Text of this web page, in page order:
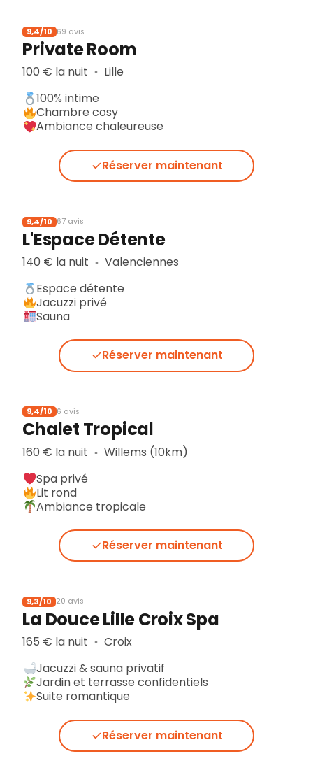
9,4/10 69 avis
Private Room
100 € la nuit ▪︎ Lille
100% intime
Chambre cosy
Ambiance chaleureuse
Réserver maintenant
9,4/10 67 avis
L'Espace Détente
140 € la nuit ▪︎ Valenciennes
Espace détente
Jacuzzi privé
Sauna
Réserver maintenant
9,4/10 6 avis
Chalet Tropical
160 € la nuit ▪︎ Willems (10km)
Spa privé
Lit rond
Ambiance tropicale
Réserver maintenant
9,3/10 20 avis
La Douce Lille Croix Spa
165 € la nuit ▪︎ Croix
Jacuzzi & sauna privatif
Jardin et terrasse confidentiels
Suite romantique
Réserver maintenant